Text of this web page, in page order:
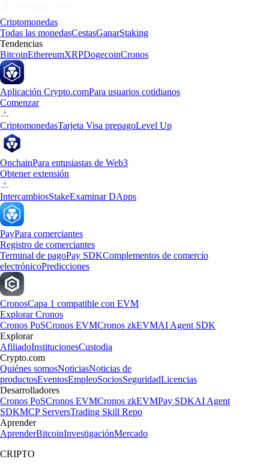
Criptomonedas
Todas las monedasCestasGanarStaking
Tendencias
BitcoinEthereumXRPDogecoinCronos
Aplicación Crypto.comPara usuarios cotidianos
Comenzar
CriptomonedasTarjeta Visa prepagoLevel Up
OnchainPara entusiastas de Web3
Obtener extensión
IntercambiosStakeExaminar DApps
PayPara comerciantes
Registro de comerciantes
Terminal de pagoPay SDKComplementos de comercio
electrónicoPredicciones
CronosCapa 1 compatible con EVM
Explorar Cronos
Cronos PoSCronos EVMCronos zkEVMAI Agent SDK
Explorar
AfiliadoInstitucionesCustodia
Crypto.com
Quiénes somosNoticiasNoticias de
productosEventosEmpleoSociosSeguridadLicencias
Desarrolladores
Cronos PoSCronos EVMCronos zkEVMPay SDKAI Agent
SDKMCP ServersTrading Skill Repo
Aprender
AprenderBitcoinInvestigaciónMercado
CRIPTO